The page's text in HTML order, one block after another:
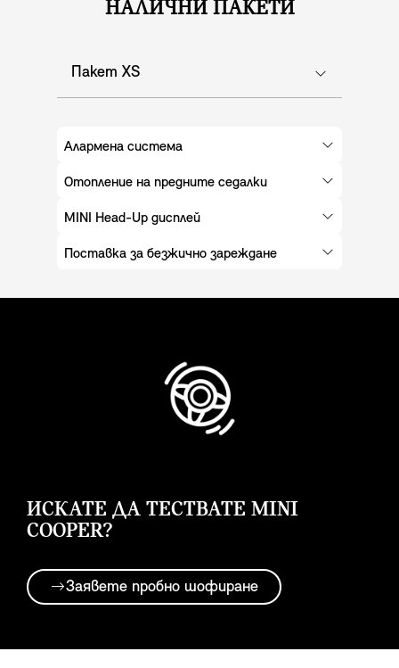
НАЛИЧНИ ПАКЕТИ
Пакет XS
Алармена система
Отопление на предните седалки
MINI Head-Up дисплей
Поставка за безжично зареждане
ИСКАТЕ ДА ТЕСТВАТЕ MINI
COOPER?
Заявете пробно шофиране